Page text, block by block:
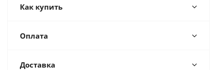
Как купить
Оплата
Доставка